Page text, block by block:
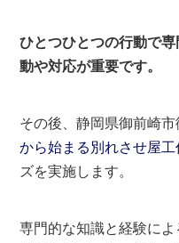
ひとつひとつの行動で
動や対応が重要です。
その後、静岡県御前崎
から始まる別れさせ屋
ズを実施します。
専門的な知識と経験に